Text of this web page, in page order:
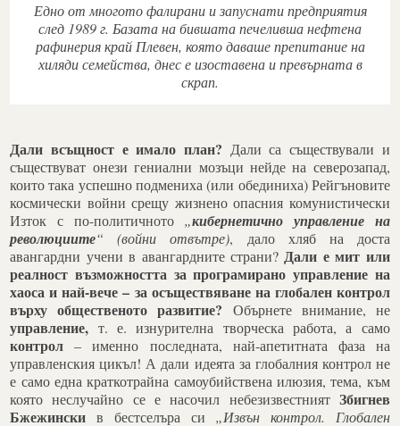
Едно от многото фалирани и запуснати предприятия
след 1989 г. Базата на бившата печеливша нефтена
рафинерия край Плевен, която даваше препитание на
хиляди семейства, днес е изоставена и превърната в
скрап.
Дали всъщност е имало план? Дали са съществували и
съществуват онези гениални мозъци нейде на северозапад,
които така успешно подмениха (или обединиха) Рейгъновите
космически войни срещу жизнено опасния комунистически
Изток с по-политичното „кибернетично управление на
революциите“ (войни отвътре), дало хляб на доста
авангардни учени в авангардните страни?Дали е мит или
реалност възможността за програмирано управление на
хаоса и най-вече – за осъществяване на глобален контрол
върху общественото развитие? Обърнете внимание, не
управление, т. е. изнурителна творческа работа, а само
контрол– именно последната, най-апетитната фаза на
управленския цикъл! А дали идеята за глобалния контрол не
е само една краткотрайна самоубийствена илюзия, тема, към
която неслучайно се е насочил небезизвестният Збигнев
Бжежински в бестселъра си „Извън контрол. Глобален